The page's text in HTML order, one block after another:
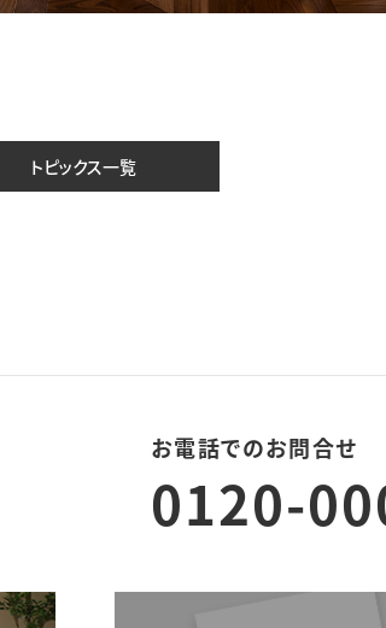
トピックス一覧
お電話でのお問合せ
0120-